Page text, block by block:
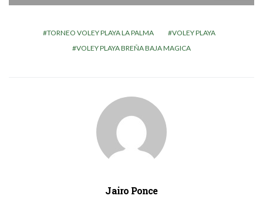
TORNEO VOLEY PLAYA LA PALMA
VOLEY PLAYA
VOLEY PLAYA BREÑA BAJA MAGICA
Jairo Ponce